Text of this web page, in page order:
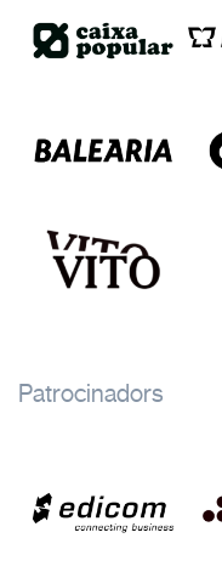
Patrocinadors